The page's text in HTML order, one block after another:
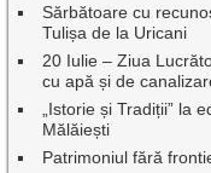
Sărbătoare cu
Tulișa de la Uricani
20 Iulie – Ziua
cu apă și de
„Istorie și Tradiții” la
Mălăiești
Patrimoniul fără